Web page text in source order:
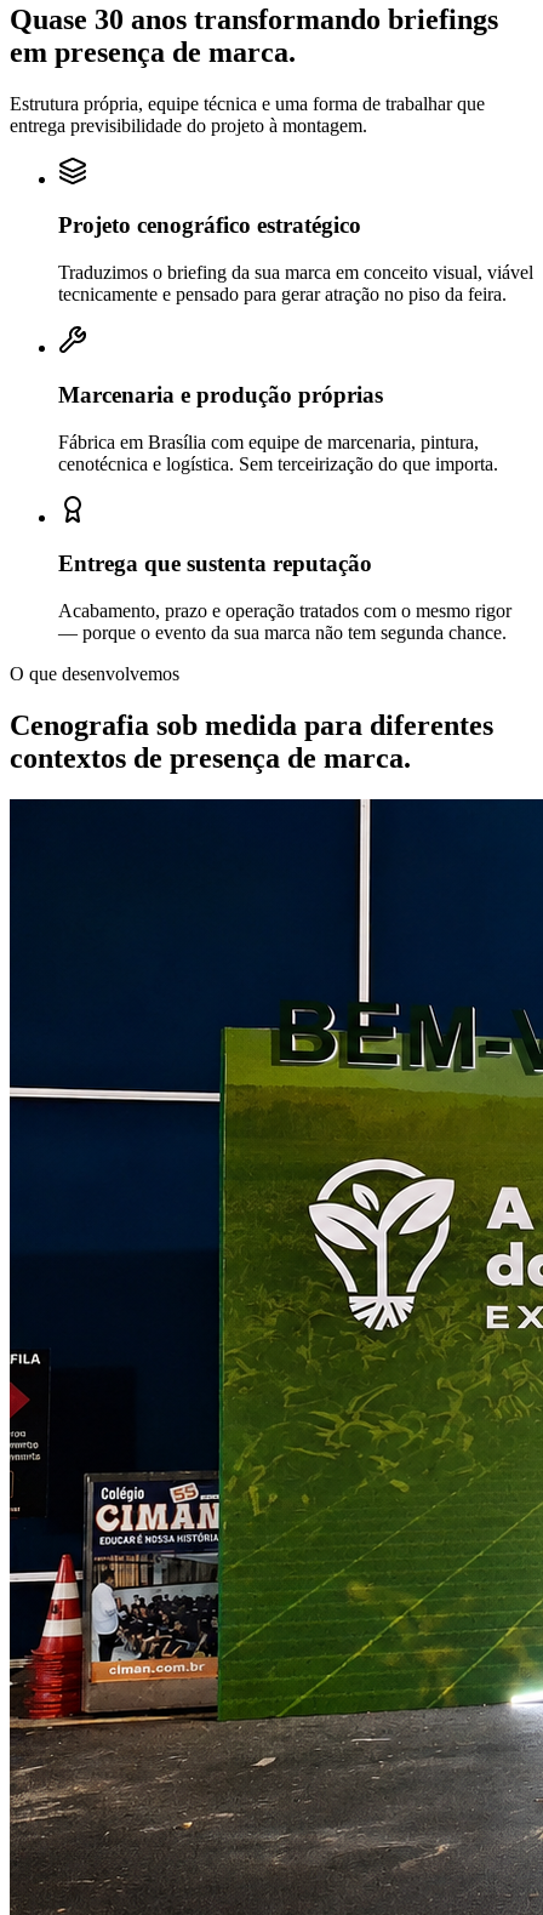
Quase 30 anos transformando briefings
em presença de marca.
Estrutura própria, equipe técnica e uma forma de trabalhar que
entrega previsibilidade do projeto à montagem.
Projeto cenográfico estratégico
Traduzimos o briefing da sua marca em conceito visual, viável
tecnicamente e pensado para gerar atração no piso da feira.
Marcenaria e produção próprias
Fábrica em Brasília com equipe de marcenaria, pintura,
cenotécnica e logística. Sem terceirização do que importa.
Entrega que sustenta reputação
Acabamento, prazo e operação tratados com o mesmo rigor
— porque o evento da sua marca não tem segunda chance.
O que desenvolvemos
Cenografia sob medida para diferentes
contextos de presença de marca.